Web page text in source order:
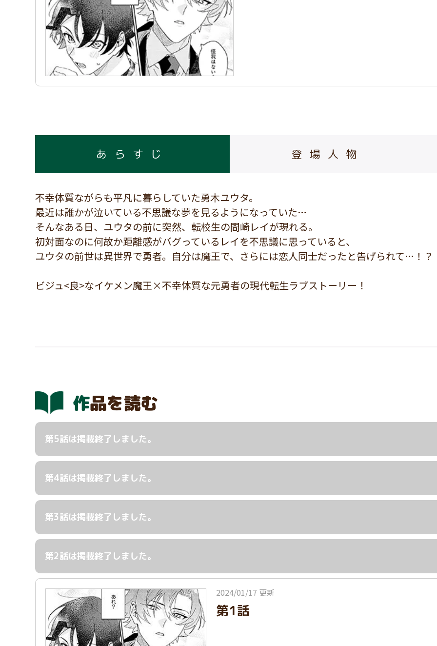
あらすじ 登場人物
不幸体質ながらも平凡に暮らしていた勇木ユウタ。
最近は誰かが泣いている不思議な夢を見るようになっていた…
そんなある日、ユウタの前に突然、転校生の間崎レイが現れる。
初対面なのに何故か距離感がバグっているレイを不思議に思っていると、
ユウタの前世は異世界で勇者。自分は魔王で、さらには恋人同士だったと告げられて…！？
ビジュ<良>なイケメン魔王×不幸体質な元勇者の現代転生ラブストーリー！
作品を読む
第5話は掲載終了しました。
第4話は掲載終了しました。
第3話は掲載終了しました。
第2話は掲載終了しました。
2024/01/17 更新
第1話